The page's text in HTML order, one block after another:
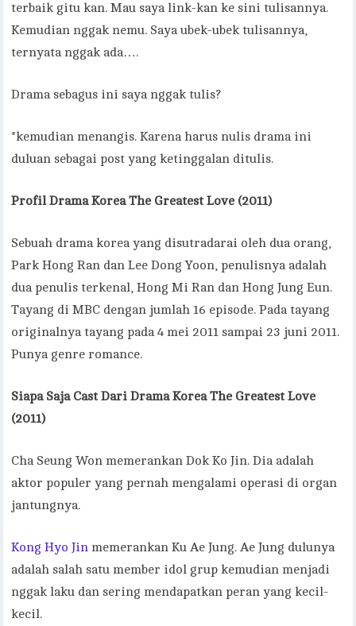
terbaik gitu kan. Mau saya link-kan ke sini tulisannya.
Kemudian nggak nemu. Saya ubek-ubek tulisannya,
ternyata nggak ada….
Drama sebagus ini saya nggak tulis?
*kemudian menangis. Karena harus nulis drama ini
duluan sebagai post yang ketinggalan ditulis.
Profil Drama Korea The Greatest Love (2011)
Sebuah drama korea yang disutradarai oleh dua orang,
Park Hong Ran dan Lee Dong Yoon, penulisnya adalah
dua penulis terkenal, Hong Mi Ran dan Hong Jung Eun.
Tayang di MBC dengan jumlah 16 episode. Pada tayang
originalnya tayang pada 4 mei 2011 sampai 23 juni 2011.
Punya genre romance.
Siapa Saja Cast Dari Drama Korea The Greatest Love
(2011)
Cha Seung Won memerankan Dok Ko Jin. Dia adalah
aktor populer yang pernah mengalami operasi di organ
jantungnya.
Kong Hyo Jin memerankan Ku Ae Jung. Ae Jung dulunya
adalah salah satu member idol grup kemudian menjadi
nggak laku dan sering mendapatkan peran yang kecil-
kecil.